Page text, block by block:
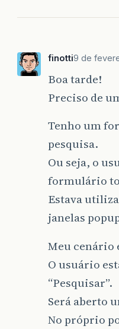
finotti9 de
Boa tarde!
Preciso de
Tenho um
pesquisa.
Ou seja, o
formulário
Estava
janelas
Meu cenário
O usuário
“Pesquisar”.
Será aberto
No próprio